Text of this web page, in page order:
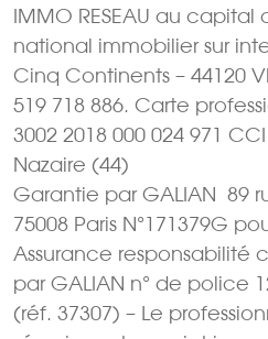
IMMO RESEAU au capital
national immobilier sur
Cinq Continents – 44120
519 718 886. Carte
3002 2018 000 024 971
Nazaire (44)
Garantie par GALIAN  89
75008 Paris N°171379G
Assurance responsabilité
par GALIAN n° de police
(réf. 37307) – Le